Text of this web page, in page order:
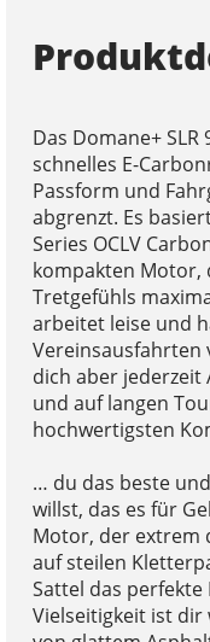
Das Domane+
schnelles E-
Passform und
abgrenzt. Es
Series OCLV
kompakten Motor,
Tretgefühls
arbeitet leise und
dich aber jederzeit
und auf langen
hochwertigsten
… du das beste
willst, das es für
Motor, der extrem
auf steilen
Sattel das
Vielseitigkeit ist dir